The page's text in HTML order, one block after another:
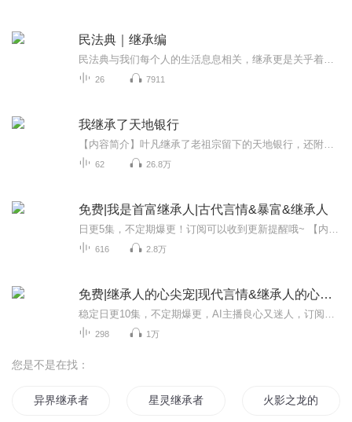
民法典｜继承编
26 7911
我继承了天地银行
62 26.8万
免费|我是首富继承人|古代言情&暴富&继承人
616 2.8万
免费|继承人的心尖宠|现代言情&继承人的心尖宠
298 1万
您是不是在找：
异界继承者 星灵继承者 火影之龙的继承